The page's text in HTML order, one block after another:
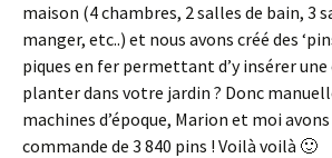
maison (4 chambres, 2 salles de bain, 3
manger, etc..) et nous avons créé des
piques en fer permettant d’y insérer
planter dans votre jardin ? Donc
machines d’époque, Marion et moi
commande de 3 840 pins ! Voilà voilà 🙂